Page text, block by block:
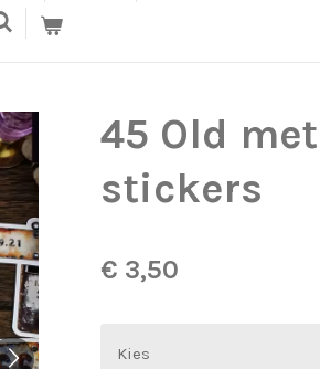
45 Old
stickers
€ 3,50
Kies